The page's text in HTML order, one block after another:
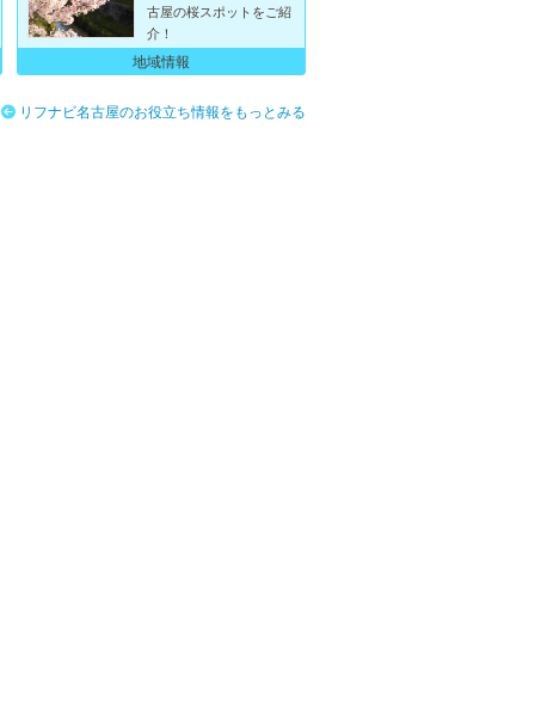
古屋の桜スポットをご紹
介！
地域情報
リフナビ名古屋のお役立ち情報をもっとみる